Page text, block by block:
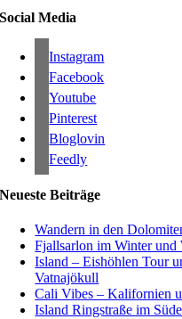
Social Media
Instagram
Facebook
Youtube
Pinterest
Bloglovin
Feedly
Neueste Beiträge
Wandern in den
Fjallsarlon im Winter und
Island – Eishöhlen Tour
Vatnajökull
Cali Vibes – Kalifornien
Island Ringstraße im